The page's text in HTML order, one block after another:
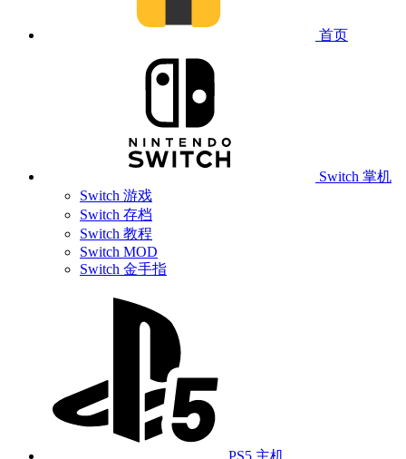
首页
Switch 掌机
Switch 游戏
Switch 存档
Switch 教程
Switch MOD
Switch 金手指